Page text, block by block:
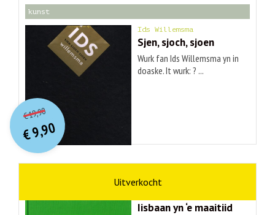
kunst
Ids Willemsma
Sjen, sjoch, sjoen
Wurk fan Ids Willemsma yn in
doaske. It wurk: ? ...
€19,90O
orspr
onkelijke
prijs
was:
€ 19,90.
€9,90
Huidige
prijs
is:
€ 9,90.
Iisbaan yn ‘e maaitiid